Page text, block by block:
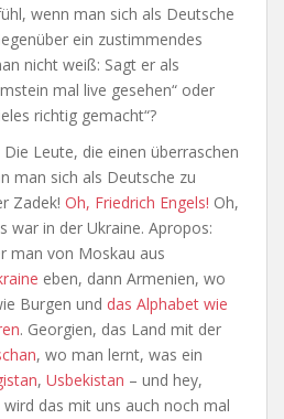
wenn man sich als Deutsche
ein zustimmendes
nicht weiß: Sagt er als
mal live gesehen“ oder
richtig gemacht“?
Die Leute, die einen überraschen
man sich als Deutsche zu
Zadek! Oh, Friedrich Engels! Oh,
war in der Ukraine. Apropos:
man von Moskau aus
eben, dann Armenien, wo
Burgen und das Alphabet wie
. Georgien, das Land mit der
, wo man lernt, was ein
, Usbekistan – und hey,
das mit uns auch noch mal